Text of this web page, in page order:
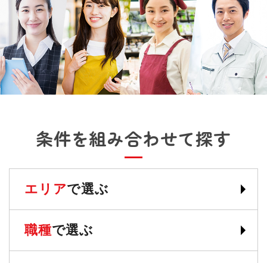
条件を組み合わせて探す
エリアで選ぶ
職種で選ぶ